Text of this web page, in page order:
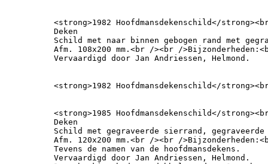
<strong>1982 Hoofdmansdekenschild</
Deken
Schild met naar binnen gebogen rand met
Afm. 108x200 mm.<br /><br /
Vervaardigd door Jan Andriessen, Helmond.
<strong>1982 Hoofdmansdekenschild</
<strong>1985 Hoofdmansdekenschild</
Deken
Schild met gegraveerde sierrand,
Afm. 120x200 mm.<br /><br /
Tevens de namen van de hoofdmansdekens.
Vervaardigd door Jan Andriessen, Helmond.